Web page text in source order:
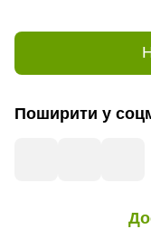
Поширити у